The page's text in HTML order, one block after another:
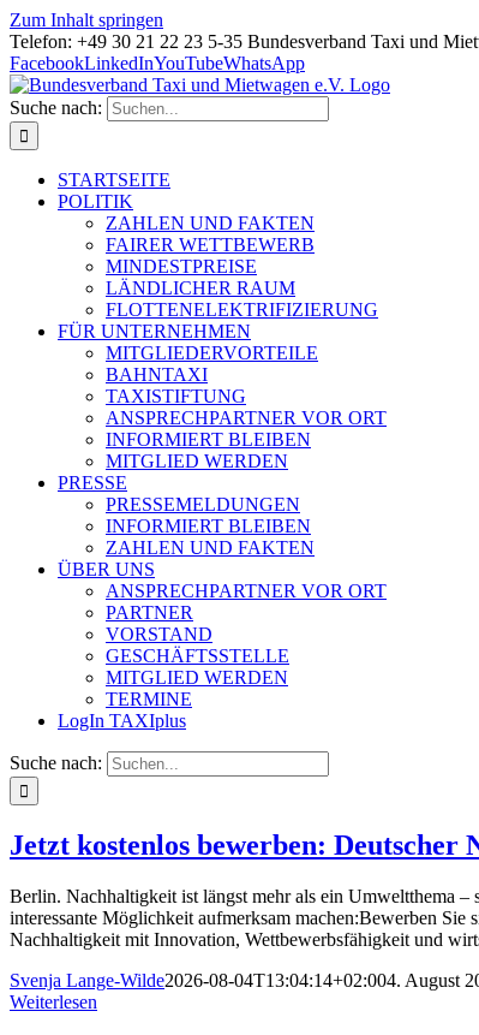
Zum Inhalt springen
Telefon: +49 30 21 22 23 5-35 Bundesverband Taxi und
FacebookLinkedInYouTubeWhatsApp
Suche nach:
STARTSEITE
POLITIK
ZAHLEN UND FAKTEN
FAIRER WETTBEWERB
MINDESTPREISE
LÄNDLICHER RAUM
FLOTTENELEKTRIFIZIERUNG
FÜR UNTERNEHMEN
MITGLIEDERVORTEILE
BAHNTAXI
TAXISTIFTUNG
ANSPRECHPARTNER VOR ORT
INFORMIERT BLEIBEN
MITGLIED WERDEN
PRESSE
PRESSEMELDUNGEN
INFORMIERT BLEIBEN
ZAHLEN UND FAKTEN
ÜBER UNS
ANSPRECHPARTNER VOR ORT
PARTNER
VORSTAND
GESCHÄFTSSTELLE
MITGLIED WERDEN
TERMINE
LogIn TAXIplus
Suche nach:
Jetzt kostenlos bewerben: Deutscher
Berlin. Nachhaltigkeit ist längst mehr als ein Umweltthema
interessante Möglichkeit aufmerksam machen:Bewerben
Nachhaltigkeit mit Innovation, Wettbewerbsfähigkeit und
Svenja Lange-Wilde2026-08-04T13:04:14+02:004. August
Weiterlesen